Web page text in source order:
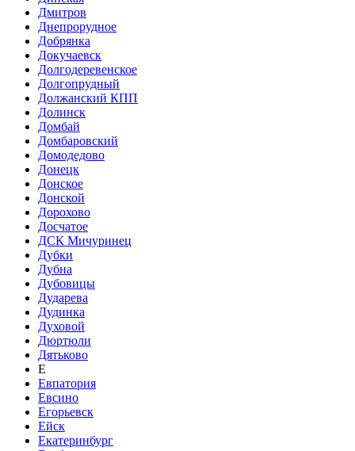
Дмитров
Днепрорудное
Добрянка
Докучаевск
Долгодеревенское
Долгопрудный
Должанский КПП
Долинск
Домбай
Домбаровский
Домодедово
Донецк
Донское
Донской
Дорохово
Досчатое
ДСК Мичуринец
Дубки
Дубна
Дубовицы
Дударева
Дудинка
Духовой
Дюртюли
Дятьково
Е
Евпатория
Евсино
Егорьевск
Ейск
Екатеринбург